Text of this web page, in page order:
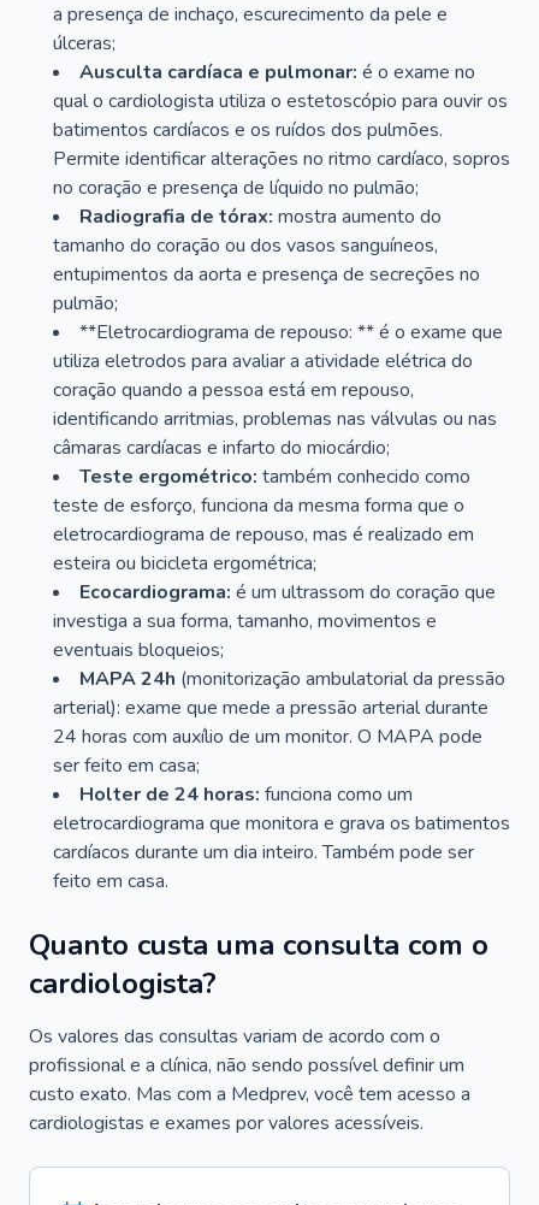
a presença de inchaço, escurecimento da pele e
úlceras;
Ausculta cardíaca e pulmonar: é o exame no
qual o cardiologista utiliza o estetoscópio para ouvir os
batimentos cardíacos e os ruídos dos pulmões.
Permite identificar alterações no ritmo cardíaco, sopros
no coração e presença de líquido no pulmão;
Radiografia de tórax: mostra aumento do
tamanho do coração ou dos vasos sanguíneos,
entupimentos da aorta e presença de secreções no
pulmão;
**Eletrocardiograma de repouso: ** é o exame que
utiliza eletrodos para avaliar a atividade elétrica do
coração quando a pessoa está em repouso,
identificando arritmias, problemas nas válvulas ou nas
câmaras cardíacas e infarto do miocárdio;
Teste ergométrico: também conhecido como
teste de esforço, funciona da mesma forma que o
eletrocardiograma de repouso, mas é realizado em
esteira ou bicicleta ergométrica;
Ecocardiograma: é um ultrassom do coração que
investiga a sua forma, tamanho, movimentos e
eventuais bloqueios;
MAPA 24h (monitorização ambulatorial da pressão
arterial): exame que mede a pressão arterial durante
24 horas com auxílio de um monitor. O MAPA pode
ser feito em casa;
Holter de 24 horas: funciona como um
eletrocardiograma que monitora e grava os batimentos
cardíacos durante um dia inteiro. Também pode ser
feito em casa.
Quanto custa uma consulta com o
cardiologista?
Os valores das consultas variam de acordo com o
profissional e a clínica, não sendo possível definir um
custo exato. Mas com a Medprev, você tem acesso a
cardiologistas e exames por valores acessíveis.